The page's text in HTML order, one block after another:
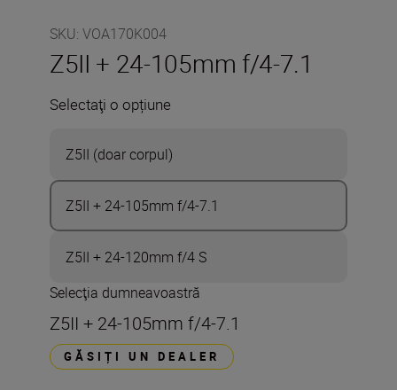
SKU: VOA170K004
Z5II + 24-105mm f/4-7.1
Selectaţi o opțiune
Z5II (doar corpul)
Z5II + 24-105mm f/4-7.1
Z5II + 24-120mm f/4 S
Selecţia dumneavoastră
Z5II + 24-105mm f/4-7.1
GĂSIȚI UN DEALER